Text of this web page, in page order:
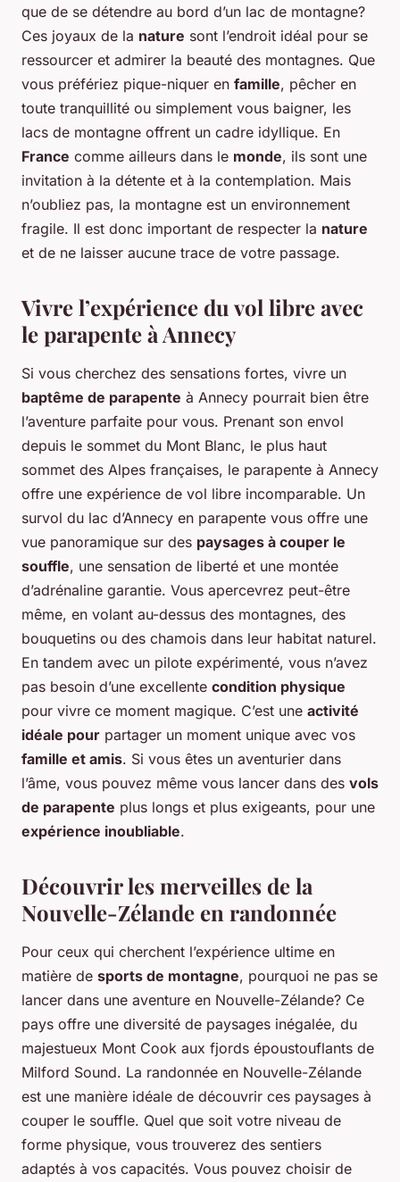
que de se détendre au bord d’un lac de montagne?
Ces joyaux de la nature sont l’endroit idéal pour se
ressourcer et admirer la beauté des montagnes. Que
vous préfériez pique-niquer en famille, pêcher en
toute tranquillité ou simplement vous baigner, les
lacs de montagne offrent un cadre idyllique. En
France comme ailleurs dans le monde, ils sont une
invitation à la détente et à la contemplation. Mais
n’oubliez pas, la montagne est un environnement
fragile. Il est donc important de respecter la nature
et de ne laisser aucune trace de votre passage.
Vivre l’expérience du vol libre avec
le parapente à Annecy
Si vous cherchez des sensations fortes, vivre un
baptême de parapente à Annecy pourrait bien être
l’aventure parfaite pour vous. Prenant son envol
depuis le sommet du Mont Blanc, le plus haut
sommet des Alpes françaises, le parapente à Annecy
offre une expérience de vol libre incomparable. Un
survol du lac d’Annecy en parapente vous offre une
vue panoramique sur des paysages à couper le
souffle, une sensation de liberté et une montée
d’adrénaline garantie. Vous apercevrez peut-être
même, en volant au-dessus des montagnes, des
bouquetins ou des chamois dans leur habitat naturel.
En tandem avec un pilote expérimenté, vous n’avez
pas besoin d’une excellente condition physique
pour vivre ce moment magique. C’est une activité
idéale pour partager un moment unique avec vos
famille et amis. Si vous êtes un aventurier dans
l’âme, vous pouvez même vous lancer dans des vols
de parapente plus longs et plus exigeants, pour une
expérience inoubliable.
Découvrir les merveilles de la
Nouvelle-Zélande en randonnée
Pour ceux qui cherchent l’expérience ultime en
matière de sports de montagne, pourquoi ne pas se
lancer dans une aventure en Nouvelle-Zélande? Ce
pays offre une diversité de paysages inégalée, du
majestueux Mont Cook aux fjords époustouflants de
Milford Sound. La randonnée en Nouvelle-Zélande
est une manière idéale de découvrir ces paysages à
couper le souffle. Quel que soit votre niveau de
forme physique, vous trouverez des sentiers
adaptés à vos capacités. Vous pouvez choisir de